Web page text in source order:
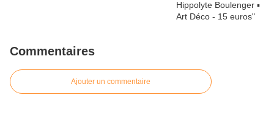
Commentaires
Ajouter un commentaire